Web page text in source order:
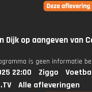
Dijk op aangeven van
is geen informatie
22:00 Ziggo
Alle afleveringen